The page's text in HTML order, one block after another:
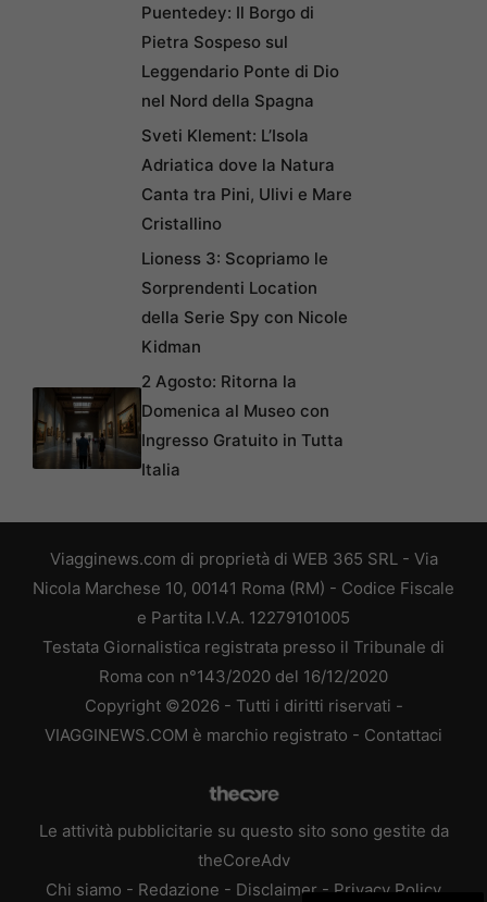
Puentedey: Il Borgo di
Pietra Sospeso sul
Leggendario Ponte di Dio
nel Nord della Spagna
Sveti Klement: L’Isola
Adriatica dove la Natura
Canta tra Pini, Ulivi e Mare
Cristallino
Lioness 3: Scopriamo le
Sorprendenti Location
della Serie Spy con Nicole
Kidman
2 Agosto: Ritorna la
Domenica al Museo con
Ingresso Gratuito in Tutta
Italia
Viagginews.com di proprietà di WEB 365 SRL - Via
Nicola Marchese 10, 00141 Roma (RM) - Codice Fiscale
e Partita I.V.A. 12279101005
Testata Giornalistica registrata presso il Tribunale di
Roma con n°143/2020 del 16/12/2020
Copyright ©2026 - Tutti i diritti riservati -
VIAGGINEWS.COM è marchio registrato - Contattaci
Le attività pubblicitarie su questo sito sono gestite da
theCoreAdv
Chi siamo - Redazione - Disclaimer - Privacy Policy